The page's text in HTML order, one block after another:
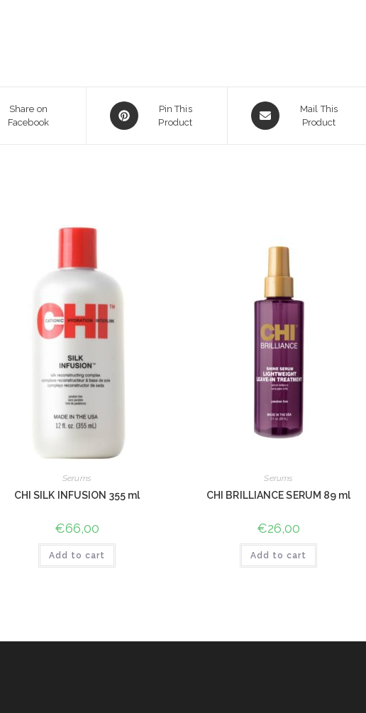
Share on
Facebook
Opens
in
Pin This
Product
Opens
in
Mail This
Product
Serums
CHI SILK INFUSION 355 ml
€66,00
Add to cart
Serums
CHI BRILLIANCE SERUM 89 ml
€26,00
Add to cart